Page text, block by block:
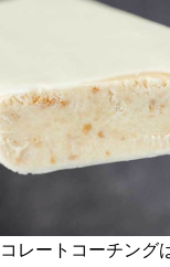
レートコーチング